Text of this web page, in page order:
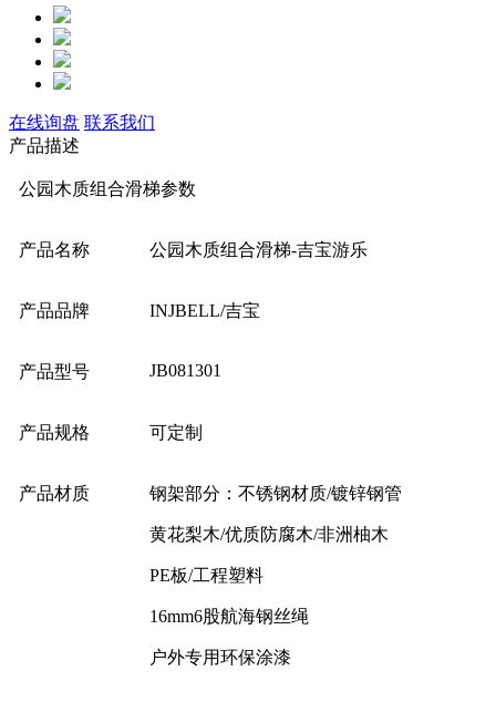
在线询盘 联系我们
产品描述
公园木质组合滑梯参数
产品名称 公园木质组合滑梯-吉宝游乐
产品品牌 INJBELL/吉宝
产品型号 JB081301
产品规格 可定制
产品材质 钢架部分：不锈钢材质/镀锌钢管
黄花梨木/优质防腐木/非洲柚木
PE板/工程塑料
16mm6股航海钢丝绳
户外专用环保涂漆